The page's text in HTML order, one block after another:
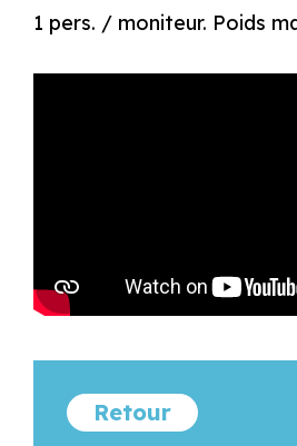
1 pers. / moniteur. Poids
Retour